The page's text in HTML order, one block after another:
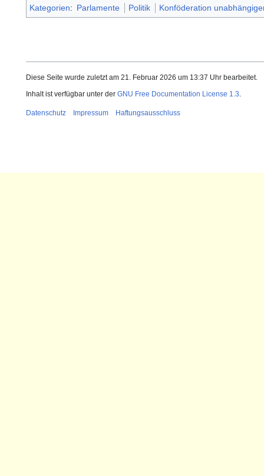
Kategorien: Parlamente Politik Konföderation
Diese Seite wurde zuletzt am 21. Februar 2026 um 13:37 Uhr bearbeitet.
Inhalt ist verfügbar unter der GNU Free Documentation License 1.3.
Datenschutz Impressum Haftungsausschluss